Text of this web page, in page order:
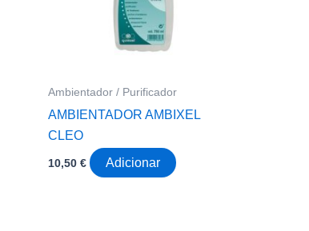
Ambientador / Purificador
AMBIENTADOR AMBIXEL
CLEO
10,50€ Adicionar